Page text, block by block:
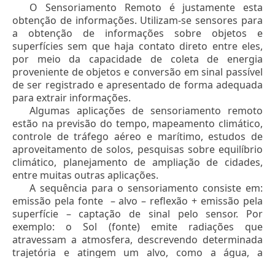
O Sensoriamento Remoto é justamente esta
obtenção de informações. Utilizam-se sensores para
a obtenção de informações sobre objetos e
superfícies sem que haja contato direto entre eles,
por meio da capacidade de coleta de energia
proveniente de objetos e conversão em sinal passível
de ser registrado e apresentado de forma adequada
para extrair informações.
Algumas aplicações de sensoriamento remoto
estão na previsão do tempo, mapeamento climático,
controle de tráfego aéreo e marítimo, estudos de
aproveitamento de solos, pesquisas sobre equilíbrio
climático, planejamento de ampliação de cidades,
entre muitas outras aplicações.
A sequência para o sensoriamento consiste em:
emissão pela fonte – alvo – reflexão + emissão pela
superfície – captação de sinal pelo sensor. Por
exemplo: o Sol (fonte) emite radiações que
atravessam a atmosfera, descrevendo determinada
trajetória e atingem um alvo, como a água, a